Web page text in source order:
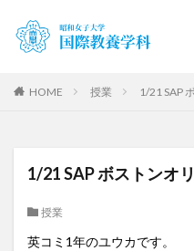
HOME 授業 1/21 SAP
1/21 SAP ボストンオ
授業
英コミ1年のユウカです。